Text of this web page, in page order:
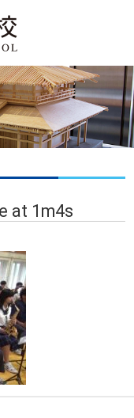
at 1m4s